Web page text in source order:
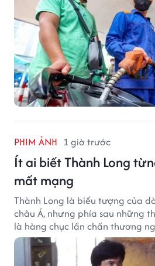
PHIM ẢNH 1 giờ trước
Ít ai biết Thành Long
mất mạng
Thành Long là biểu tượng của
châu Á, nhưng phía sau những
là hàng chục lần chấn thương